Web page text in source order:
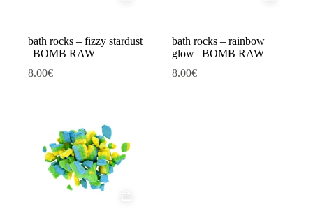
bath rocks – fizzy stardust
| BOMB RAW
8.00€
bath rocks – rainbow
glow | BOMB RAW
8.00€